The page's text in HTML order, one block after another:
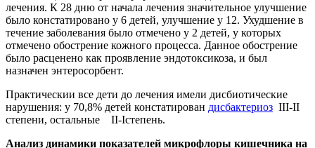
лечения. К 28 дню от начала лечения значительное улучшение
было констатировано у 6 детей, улучшение у 12. Ухудшение в
течение заболевания было отмечено у 2 детей, у которых
отмечено обострение кожного процесса. Данное обострение
было расценено как проявление эндотоксикоза, и был
назначен энтеросорбент.
Практическии все дети до лечения имели дисбиотические
нарушения: у 70,8% детей констатирован дисбактериоз III-II
степени, остальные II-Iстепень.
Анализ динамики показателей микрофлоры кишечника на